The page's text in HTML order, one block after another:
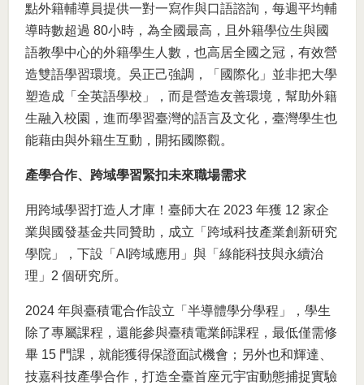
點外籍輔導員提供一對一寫作與口語諮詢，每週平均輔
導時數超過 80小時，為全國最高，且外籍學位生與國
語教學中心的外籍學生人數，也高居全國之冠，有效營
造雙語學習環境。吳正己強調，「國際化」並非把大學
塑造成「全英語學校」，而是營造友善環境，幫助外籍
生融入校園，進而學習臺灣的語言及文化，臺灣學生也
能藉由與外籍生互動，開拓國際觀。
產學合作、跨域學習緊扣未來職場需求
用跨域學習打造人才庫！臺師大在 2023 年獲 12 家企
業與國發基金共同贊助，成立「跨域科技產業創新研究
學院」，下設「AI跨域應用」與「綠能科技與永續治
理」2 個研究所。
2024 年與臺積電合作設立「半導體學分學程」，學生
除了專屬課程，還能參與臺積電業師課程，最低僅需修
畢 15 門課，就能獲得保證面試機會；另外也和輝達、
技嘉科技產學合作，打造全臺首座元宇宙動態捕捉實驗